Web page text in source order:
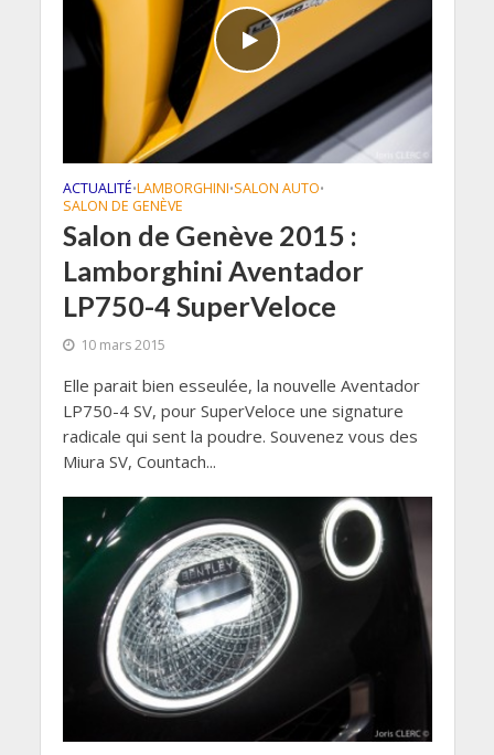
ACTUALITÉ•LAMBORGHINI•SALON AUTO•
SALON DE GENÈVE
Salon de Genève 2015 :
Lamborghini Aventador
LP750-4 SuperVeloce
10 mars 2015
Elle parait bien esseulée, la nouvelle Aventador
LP750-4 SV, pour SuperVeloce une signature
radicale qui sent la poudre. Souvenez vous des
Miura SV, Countach...